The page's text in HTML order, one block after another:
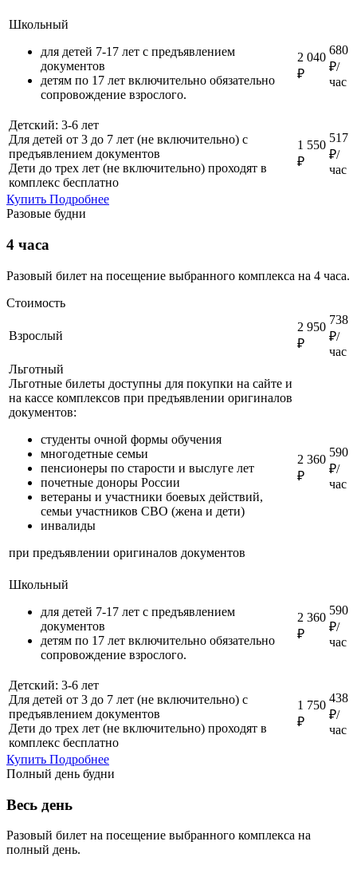
Школьный
для детей 7-17 лет с предъявлением
документов
детям по 17 лет включительно обязательно
сопровождение взрослого.
2 040
₽
680
₽/
час
Детский: 3-6 лет
Для детей от 3 до 7 лет (не включительно) с
предъявлением документов
Дети до трех лет (не включительно) проходят в
комплекс бесплатно
1 550
₽
517
₽/
час
Купить Подробнее
Разовые будни
4 часа
Разовый билет на посещение выбранного комплекса на 4 часа.
Стоимость
Взрослый
2 950
₽
738
₽/
час
Льготный
Льготные билеты доступны для покупки на сайте и
на кассе комплексов при предъявлении оригиналов
документов:
студенты очной формы обучения
многодетные семьи
пенсионеры по старости и выслуге лет
почетные доноры России
ветераны и участники боевых действий,
семьи участников СВО (жена и дети)
инвалиды
при предъявлении оригиналов документов
2 360
₽
590
₽/
час
Школьный
для детей 7-17 лет с предъявлением
документов
детям по 17 лет включительно обязательно
сопровождение взрослого.
2 360
₽
590
₽/
час
Детский: 3-6 лет
Для детей от 3 до 7 лет (не включительно) с
предъявлением документов
Дети до трех лет (не включительно) проходят в
комплекс бесплатно
1 750
₽
438
₽/
час
Купить Подробнее
Полный день будни
Весь день
Разовый билет на посещение выбранного комплекса на
полный день.